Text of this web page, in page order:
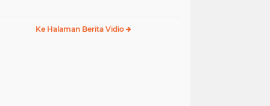
Ke Halaman Berita Vidio